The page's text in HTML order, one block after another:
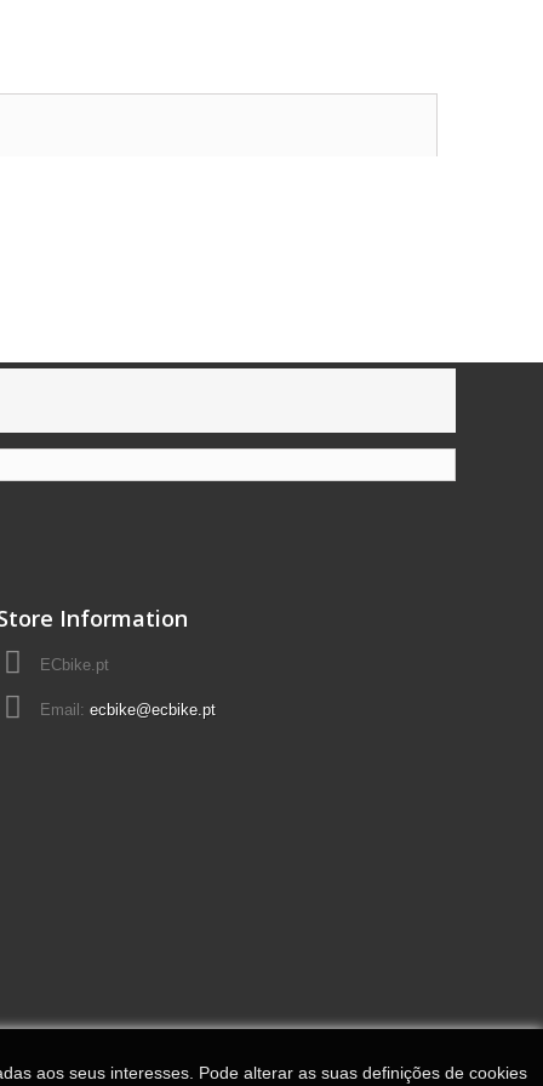
Information
ECbike.pt
Email: ecbike@ecbike.pt
aos seus interesses. Pode alterar as suas definições de cookies